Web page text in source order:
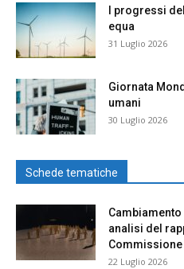
I progressi
equa
31 Luglio 2026
Giornata
umani
30 Luglio 2026
Schede tematiche
analisi del
Commissione
22 Luglio 2026